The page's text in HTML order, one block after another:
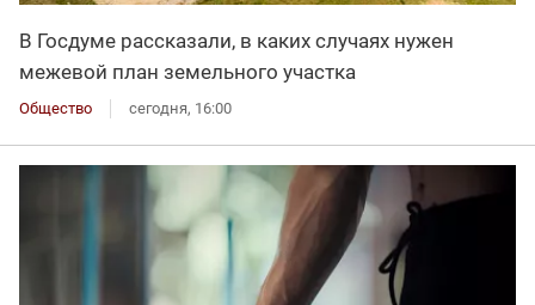
В Госдуме рассказали, в каких случаях нужен
межевой план земельного участка
Общество сегодня, 16:00